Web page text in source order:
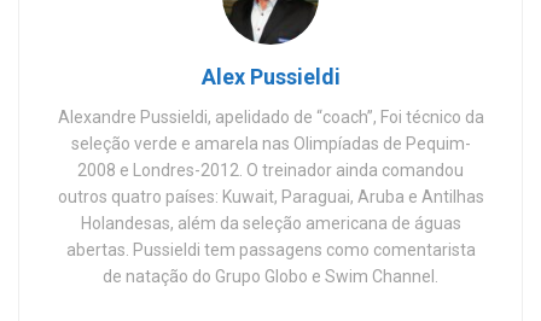
Alex Pussieldi
Alexandre Pussieldi, apelidado de “coach”, Foi técnico da
seleção verde e amarela nas Olimpíadas de Pequim-
2008 e Londres-2012. O treinador ainda comandou
outros quatro países: Kuwait, Paraguai, Aruba e Antilhas
Holandesas, além da seleção americana de águas
abertas. Pussieldi tem passagens como comentarista
de natação do Grupo Globo e Swim Channel.